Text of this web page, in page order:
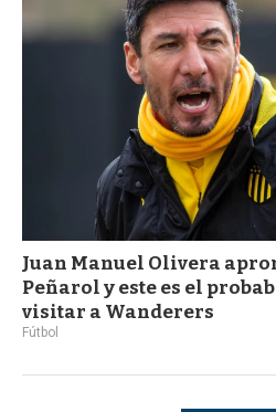
Juan Manuel Olivera
Peñarol y este es el
visitar a Wanderers
Fútbol